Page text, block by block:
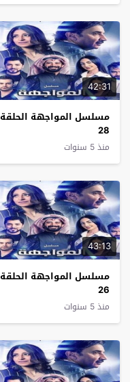
42:31
مسلسل المواجهة الحلقة
28
منذ 5 سنوات
43:13
مسلسل المواجهة الحلقة
26
منذ 5 سنوات